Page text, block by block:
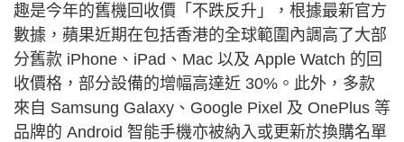
趣是今年的舊機回收價「不跌反升」，根據最新官方
數據，蘋果近期在包括香港的全球範圍內調高了大部
分舊款 iPhone、iPad、Mac 以及 Apple Watch 的回
收價格，部分設備的增幅高達近 30%。此外，多款
來自 Samsung Galaxy、Google Pixel 及 OnePlus 等
品牌的 Android 智能手機亦被納入或更新於換購名單